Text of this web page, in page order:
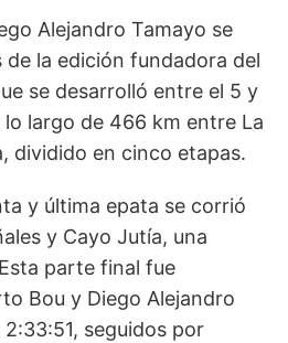
Alejandro Tamayo se
la edición fundadora del
se desarrolló entre el 5 y
lo largo de 466 km entre La
dividido en cinco etapas.
y última epata se corrió
y Cayo Jutía, una
parte final fue
Bou y Diego Alejandro
seguidos por